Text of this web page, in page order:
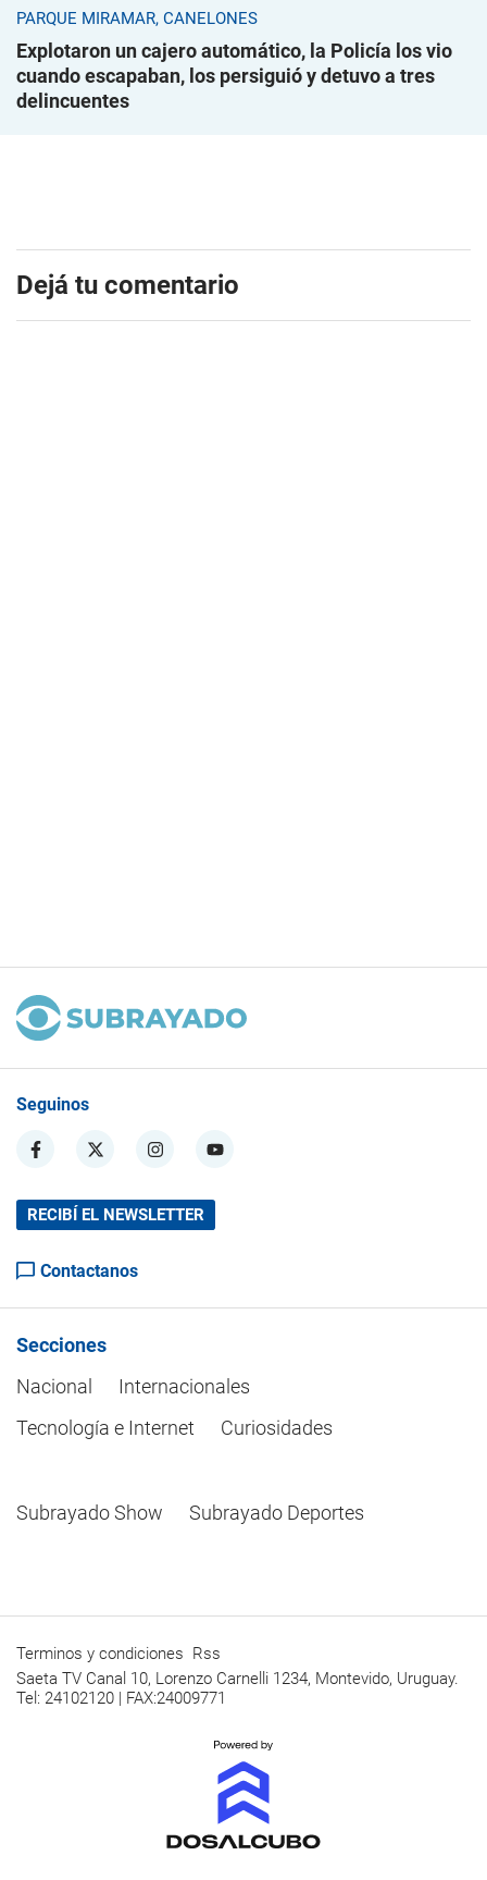
PARQUE MIRAMAR, CANELONES
Explotaron un cajero automático, la Policía los vio
cuando escapaban, los persiguió y detuvo a tres
delincuentes
Dejá tu comentario
Seguinos
RECIBÍ EL NEWSLETTER
Contactanos
Secciones
Nacional
Internacionales
Tecnología e Internet
Curiosidades
Subrayado Show Subrayado Deportes
Terminos y condiciones Rss
Saeta TV Canal 10, Lorenzo Carnelli 1234, Montevido, Uruguay.
Tel: 24102120 | FAX:24009771